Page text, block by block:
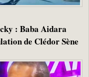
: Baba Aidara
de Clédor Sène